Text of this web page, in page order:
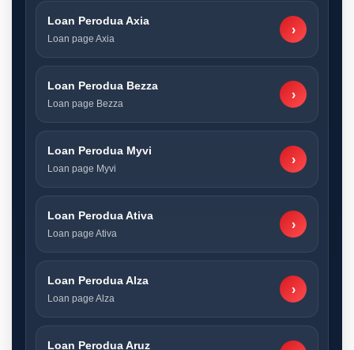
Loan Perodua Axia
Loan page Axia
›
Loan Perodua Bezza
Loan page Bezza
›
Loan Perodua Myvi
Loan page Myvi
›
Loan Perodua Ativa
Loan page Ativa
›
Loan Perodua Alza
Loan page Alza
›
Loan Perodua Aruz